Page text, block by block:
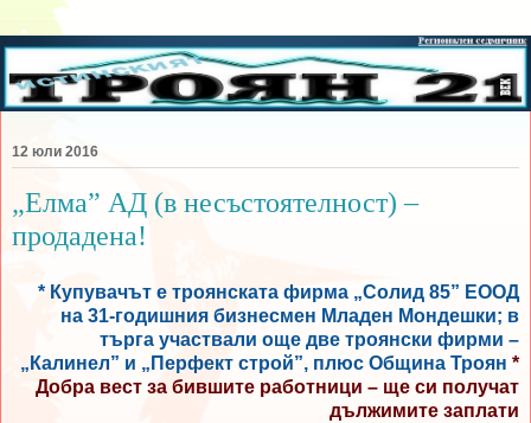
12 юли 2016
„Елма” АД (в несъстоятелност) –
продадена!
* Купувачът е троянската фирма „Солид 85” ЕООД
на 31-годишния бизнесмен Младен Мондешки; в
търга участвали още две троянски фирми –
„Калинел” и „Перфект строй”, плюс Община Троян *
Добра вест за бившите работници – ще си получат
дължимите заплати